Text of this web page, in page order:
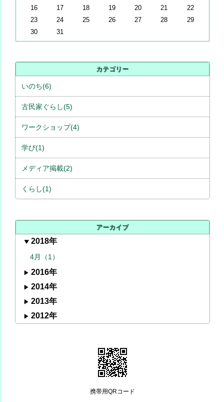
16
17 18 19 20 21
22
23
24 25 26 27 28
29
30
31
カテゴリー
いのち(6)
古民家ぐらし(5)
ワークショップ(4)
学び(1)
メディア掲載(2)
くらし(1)
アーカイブ
2018年
4月（1）
2016年
2014年
2013年
2012年
携帯用QRコード